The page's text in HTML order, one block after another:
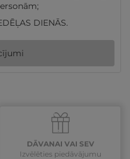
DIENĀS.
DĀVANAI VAI SEV
Izvēlēties piedāvājumu